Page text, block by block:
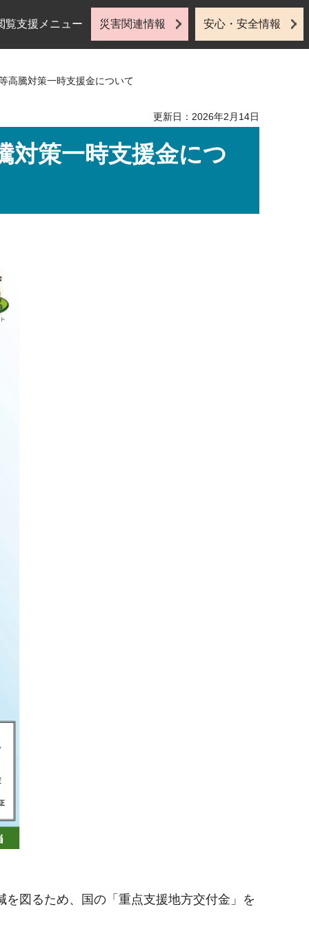
覧支援メニュー 災害関連情報 安心・安全情報
高騰対策一時支援金について
更新日：2026年2月14日
対策一時支援金につ
図るため、国の「重点支援地方交付金」を